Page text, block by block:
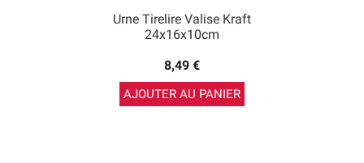
Urne Tirelire Valise Kraft
24x16x10cm
8,49 €
AJOUTER AU PANIER